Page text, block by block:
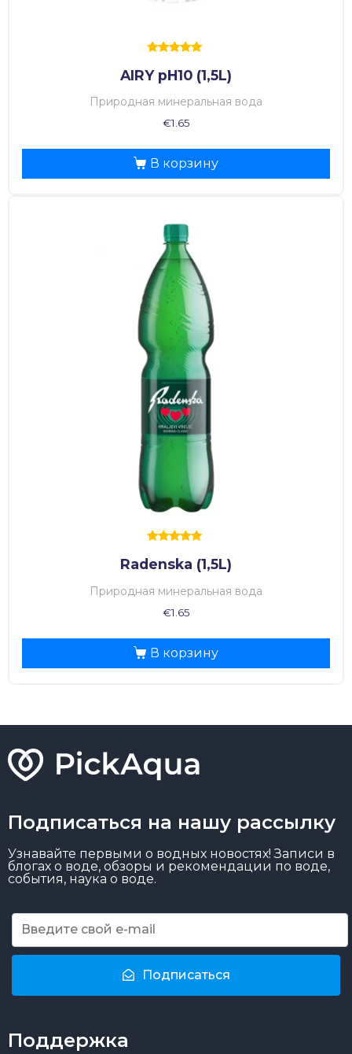
5.00
из 5
AIRY pH10 (1,5L)
Природная минеральная вода
€1.65
В корзину
5.00
из 5
Radenska (1,5L)
Природная минеральная вода
€1.65
В корзину
Подписаться на нашу рассылку
Узнавайте первыми о водных новостях! Записи в
блогах о воде, обзоры и рекомендации по воде,
события, наука о воде.
Подписаться
Поддержка